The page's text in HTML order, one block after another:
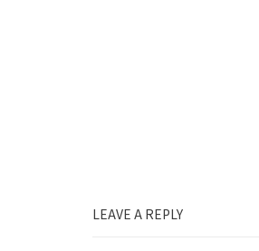
LEAVE A REPLY